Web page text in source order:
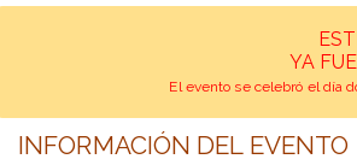
YA
El evento se celebró el día
INFORMACIÓN DEL EVENTO